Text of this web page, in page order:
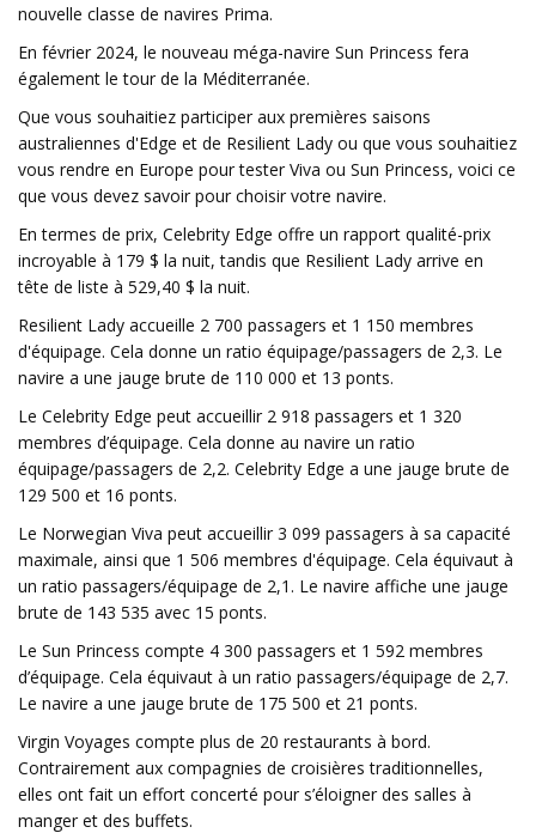
nouvelle classe de navires Prima.
En février 2024, le nouveau méga-navire Sun Princess fera
également le tour de la Méditerranée.
Que vous souhaitiez participer aux premières saisons
australiennes d'Edge et de Resilient Lady ou que vous souhaitiez
vous rendre en Europe pour tester Viva ou Sun Princess, voici ce
que vous devez savoir pour choisir votre navire.
En termes de prix, Celebrity Edge offre un rapport qualité-prix
incroyable à 179 $ la nuit, tandis que Resilient Lady arrive en
tête de liste à 529,40 $ la nuit.
Resilient Lady accueille 2 700 passagers et 1 150 membres
d'équipage. Cela donne un ratio équipage/passagers de 2,3. Le
navire a une jauge brute de 110 000 et 13 ponts.
Le Celebrity Edge peut accueillir 2 918 passagers et 1 320
membres d’équipage. Cela donne au navire un ratio
équipage/passagers de 2,2. Celebrity Edge a une jauge brute de
129 500 et 16 ponts.
Le Norwegian Viva peut accueillir 3 099 passagers à sa capacité
maximale, ainsi que 1 506 membres d'équipage. Cela équivaut à
un ratio passagers/équipage de 2,1. Le navire affiche une jauge
brute de 143 535 avec 15 ponts.
Le Sun Princess compte 4 300 passagers et 1 592 membres
d’équipage. Cela équivaut à un ratio passagers/équipage de 2,7.
Le navire a une jauge brute de 175 500 et 21 ponts.
Virgin Voyages compte plus de 20 restaurants à bord.
Contrairement aux compagnies de croisières traditionnelles,
elles ont fait un effort concerté pour s’éloigner des salles à
manger et des buffets.